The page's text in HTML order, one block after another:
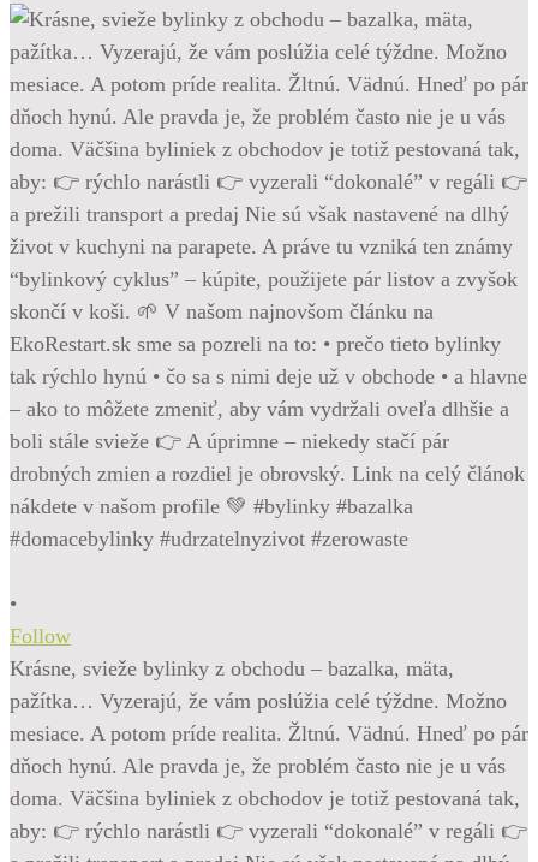
•
Follow
Krásne, svieže bylinky z obchodu – bazalka, mäta,
pažítka… Vyzerajú, že vám poslúžia celé týždne. Možno
mesiace. A potom príde realita. Žltnú. Vädnú. Hneď po pár
dňoch hynú. Ale pravda je, že problém často nie je u vás
doma. Väčšina byliniek z obchodov je totiž pestovaná tak,
aby: 👉 rýchlo narástli 👉 vyzerali “dokonalé” v regáli 👉